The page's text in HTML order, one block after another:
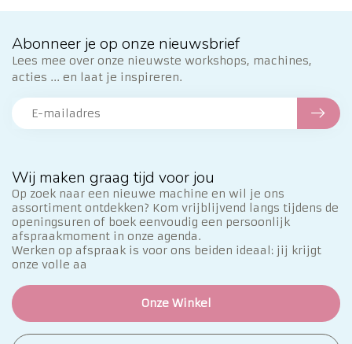
Wij maken graag tijd voor jou
Op zoek naar een nieuwe machine en wil je ons
assortiment ontdekken? Kom vrijblijvend langs tijdens de
openingsuren of boek eenvoudig een persoonlijk
afspraakmoment in onze agenda.
Werken op afspraak is voor ons beiden ideaal: jij krijgt
onze volle aa
Onze Winkel
Abonneer je op onze nieuwsbrief
Lees mee over onze nieuwste workshops, machines,
acties ... en laat je inspireren.